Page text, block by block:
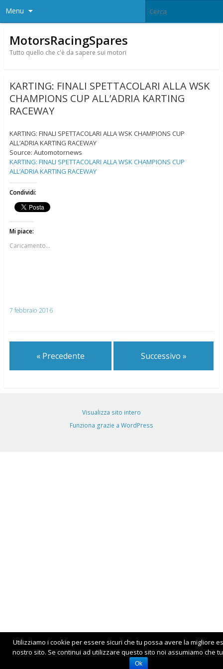
Menu
MotorsRacingSpares
Tutto quello che c'è da sapere sui motori
KARTING: FINALI SPETTACOLARI ALLA WSK
CHAMPIONS CUP ALL’ADRIA KARTING
RACEWAY
KARTING: FINALI SPETTACOLARI ALLA WSK CHAMPIONS CUP
ALL’ADRIA KARTING RACEWAY
Source: Automotornews
KARTING: FINALI SPETTACOLARI ALLA WSK CHAMPIONS CUP
ALL’ADRIA KARTING RACEWAY
Condividi:
Mi piace:
Caricamento...
7 febbraio 2016
« Precedente Successivo »
Visualizza sito intero
Funziona grazie a WordPress
Utilizziamo i cookie per essere sicuri che tu possa avere la migliore
nostro sito. Se continui ad utilizzare questo sito noi assumiamo che
Ok